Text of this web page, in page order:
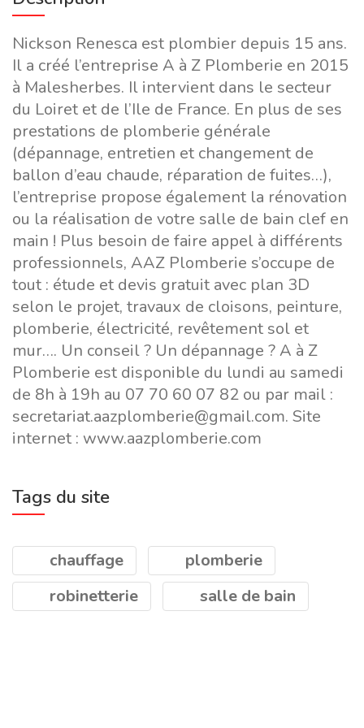
Nickson Renesca est plombier depuis 15 ans.
Il a créé l’entreprise A à Z Plomberie en 2015
à Malesherbes. Il intervient dans le secteur
du Loiret et de l’Ile de France. En plus de ses
prestations de plomberie générale
(dépannage, entretien et changement de
ballon d’eau chaude, réparation de fuites…),
l’entreprise propose également la rénovation
ou la réalisation de votre salle de bain clef en
main ! Plus besoin de faire appel à différents
professionnels, AAZ Plomberie s’occupe de
tout : étude et devis gratuit avec plan 3D
selon le projet, travaux de cloisons, peinture,
plomberie, électricité, revêtement sol et
mur…. Un conseil ? Un dépannage ? A à Z
Plomberie est disponible du lundi au samedi
de 8h à 19h au 07 70 60 07 82 ou par mail :
secretariat.aazplomberie@gmail.com. Site
internet : www.aazplomberie.com
Tags du site
chauffage
plomberie
robinetterie
salle de bain